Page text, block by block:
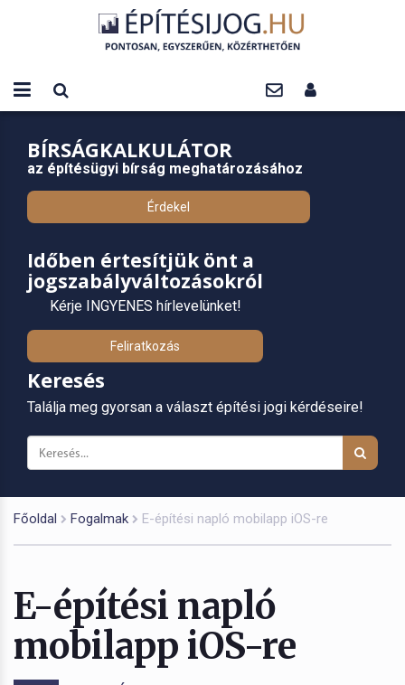
BÍRSÁGKALKULÁTOR
az építésügyi bírság meghatározásához
Érdekel
Időben értesítjük önt a
jogszabályváltozásokról
Kérje INGYENES hírlevelünket!
Feliratkozás
Keresés
Találja meg gyorsan a választ építési jogi kérdéseire!
Főoldal Fogalmak E-építési napló mobilapp iOS-re
E-építési napló
mobilapp iOS-re